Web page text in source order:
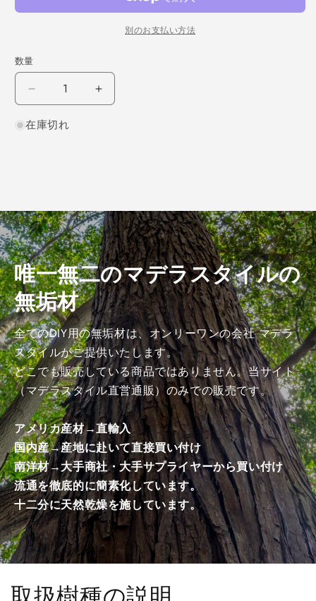
別のお支払い方法
数量
ド
柾
目
450×10×100
（仕
上
げ
加
工
済
み
商
品）
の
数
量
を
減
ら
す
ハ
柾
目
450×10×100
（仕
上
げ
加
工
済
み
商
品）
の
数
量
を
増
や
す
在庫切れ
唯一無二のマデラスタイルの
無垢材
全てのDIY用の無垢材は、オンリーワンの会社 マデラ
スタイルがご提供いたします。
どこでも販売している商品ではありません。当サイト
（マデラスタイル直営通販）のみでの販売です。
アメリカ産材→直輸入
国内産→産地に赴いて直接買い付け
南洋材→大手商社・大手サプライヤーから買い付け
流通を徹底的に簡素化しています。
十二分に天然乾燥を施しています。